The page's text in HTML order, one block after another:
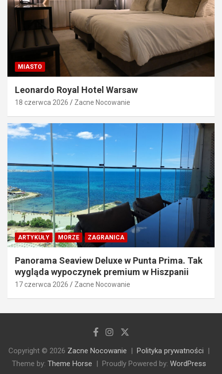
MIASTO
Leonardo Royal Hotel Warsaw
18 czerwca 2026 Zacne Nocowanie
ARTYKUŁY MORZE ZAGRANICA
Panorama Seaview Deluxe w Punta Prima. Tak
wygląda wypoczynek premium w Hiszpanii
17 czerwca 2026 Zacne Nocowanie
Copyright © 2026 Zacne Nocowanie
Polityka prywatności
Theme by: Theme Horse Proudly Powered by: WordPress